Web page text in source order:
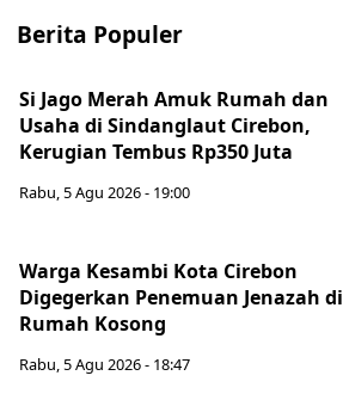
Berita Populer
Si Jago Merah Amuk Rumah dan
Usaha di Sindanglaut Cirebon,
Kerugian Tembus Rp350 Juta
Rabu, 5 Agu 2026 - 19:00
Warga Kesambi Kota Cirebon
Digegerkan Penemuan Jenazah di
Rumah Kosong
Rabu, 5 Agu 2026 - 18:47